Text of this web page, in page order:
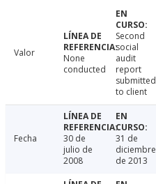
Valor
None
conducted
Second
social
audit
report
submitted
to client
Fecha
30 de
julio de
2008
31 de
diciembre
de 2013